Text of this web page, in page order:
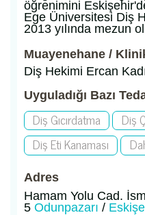
öğrenimini
Ege Üniversitesi Diş
2013 yılında mezun
Muayenehane /
Diş Hekimi Ercan
Uyguladığı Bazı
Diş Gıcırdatma
Diş
Diş Eti Kanaması
Adres
Hamam Yolu Cad.
5 Odunpazarı /